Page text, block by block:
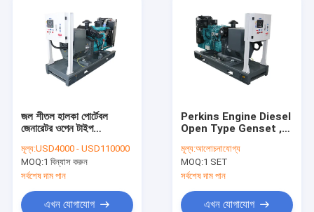
জল শীতল হালকা পোর্টেবল
জেনারেটর ওপেন টাইপ
মূল্য:USD4000 - USD110000
MOQ:1 বিন্যাস করুন
সর্বশেষ দাম পান
এখন যোগাযোগ
Perkins Engine Diesel
Open Type Genset ,
Cooled Generator
মূল্য:আলোচনাযোগ্য
MOQ:1 SET
সর্বশেষ দাম পান
এখন যোগাযোগ